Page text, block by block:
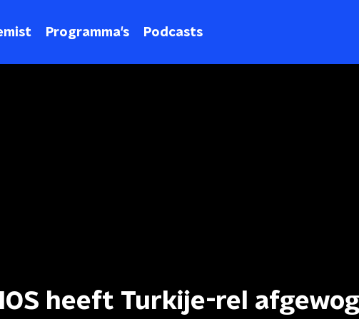
Programma's Podcasts
heeft Turkije-rel